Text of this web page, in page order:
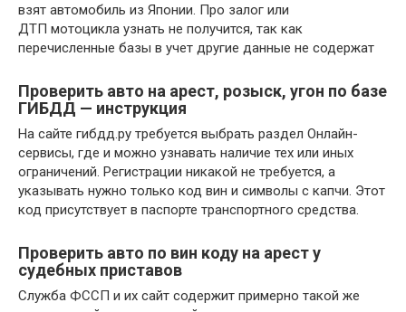
взят автомобиль из Японии. Про залог или
ДТП мотоцикла узнать не получится, так как
перечисленные базы в учет другие данные не содержат
Проверить авто на арест, розыск, угон по базе
ГИБДД — инструкция
На сайте гибдд.ру требуется выбрать раздел Онлайн-
сервисы, где и можно узнавать наличие тех или иных
ограничений. Регистрации никакой не требуется, а
указывать нужно только код вин и символы с капчи. Этот
код присутствует в паспорте транспортного средства.
Проверить авто по вин коду на арест у
судебных приставов
Служба ФССП и их сайт содержит примерно такой же